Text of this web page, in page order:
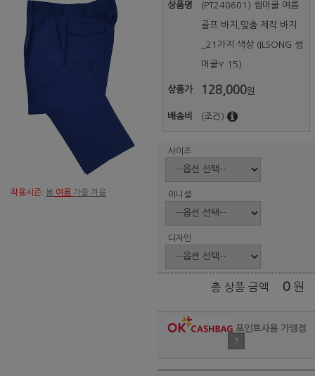
착용시즌: 봄 여름 가을 겨울
상품명 (PT240601) 썸머쿨 여름
골프 바지,맞춤 제작 바지
_21가지 색상 (ILSONG 썸
머쿨Y 15)
상품가 128,000원
배송비 (조건)
사이즈
이니셜
디자인
총 상품 금액 0 원
포인트사용 가맹점
?